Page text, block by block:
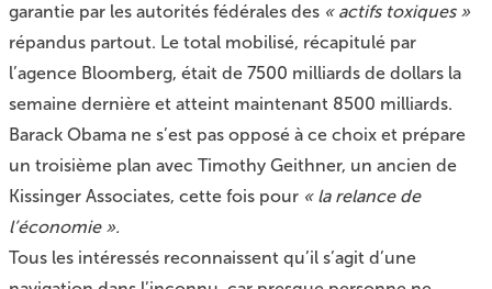
garantie par les autorités fédérales des « actifs toxiques »
répandus partout. Le total mobilisé, récapitulé par
l’agence Bloomberg, était de 7500 milliards de dollars la
semaine dernière et atteint maintenant 8500 milliards.
Barack Obama ne s’est pas opposé à ce choix et prépare
un troisième plan avec Timothy Geithner, un ancien de
Kissinger Associates, cette fois pour « la relance de
l’économie ».
Tous les intéressés reconnaissent qu’il s’agit d’une